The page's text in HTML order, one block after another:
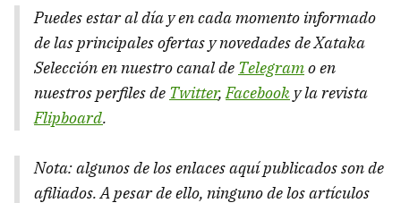
Puedes estar al día y en cada momento informado
de las principales ofertas y novedades de Xataka
Selección en nuestro canal de Telegramo en
nuestros perfiles de Twitter,Facebook y la revista
Flipboard.
Nota: algunos de los enlaces aquí publicados son de
afiliados. A pesar de ello, ninguno de los artículos